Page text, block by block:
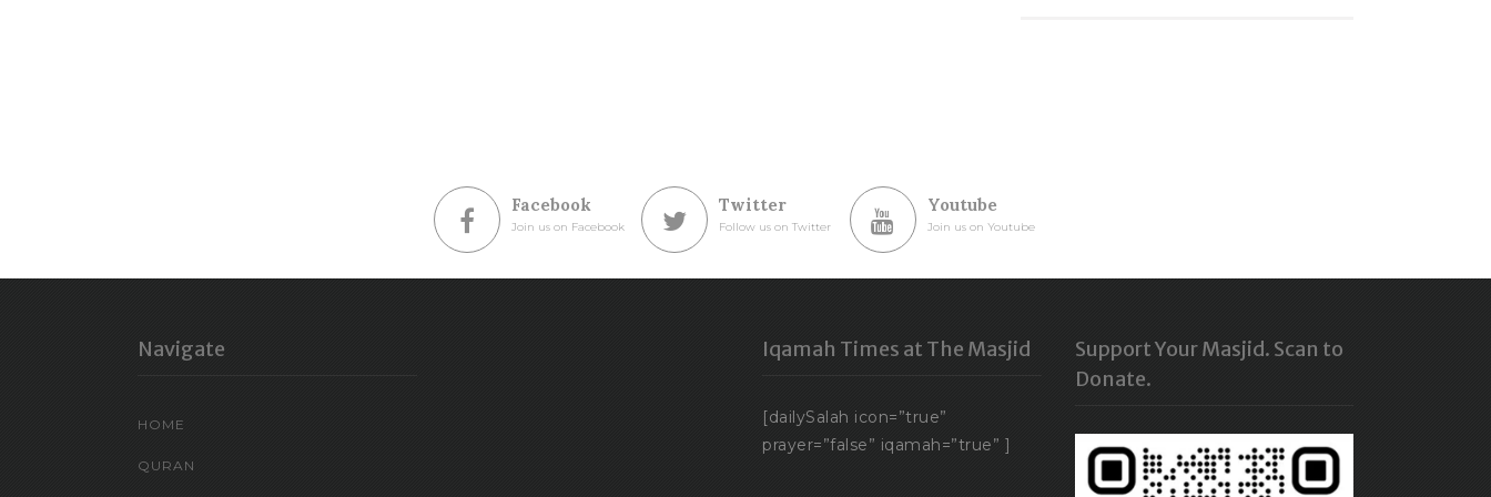
Facebook
Join us on Facebook
Twitter
Follow us on Twitter
Youtube
Join us on Youtube
Navigate
HOME
QURAN
Iqamah Times at The Masjid
[dailySalah icon=”true”
prayer=”false” iqamah=”true” ]
Support Your Masjid. Scan to
Donate.